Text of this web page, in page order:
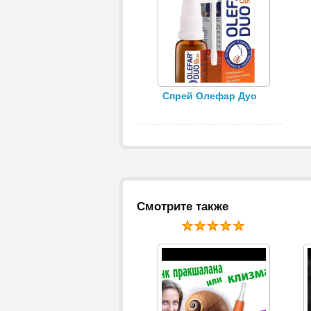
Спрей Олефар Дуо
Смотрите также